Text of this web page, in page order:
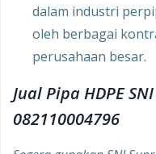
dalam industri
oleh berbagai
perusahaan besar.
Jual Pipa HDPE
082110004796